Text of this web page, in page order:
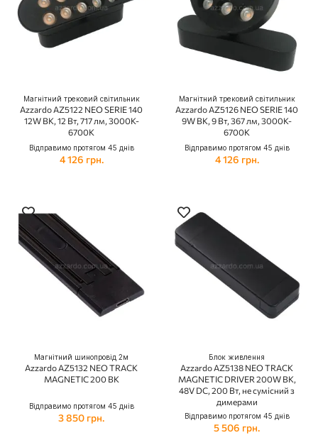
Магнітний трековий світильник
Azzardo AZ5122 NEO SERIE 140
12W BK, 12 Вт, 717 лм, 3000K-
6700K
Відправимо протягом 45 днів
4 126 грн.
Магнітний трековий світильник
Azzardo AZ5126 NEO SERIE 140
9W BK, 9 Вт, 367 лм, 3000K-
6700K
Відправимо протягом 45 днів
4 126 грн.
Магнітний шинопровід 2м
Azzardo AZ5132 NEO TRACK
MAGNETIC 200 BK
Відправимо протягом 45 днів
3 850 грн.
Блок живлення
Azzardo AZ5138 NEO TRACK
MAGNETIC DRIVER 200W BK,
48V DC, 200 Вт, не сумісний з
димерами
Відправимо протягом 45 днів
5 506 грн.